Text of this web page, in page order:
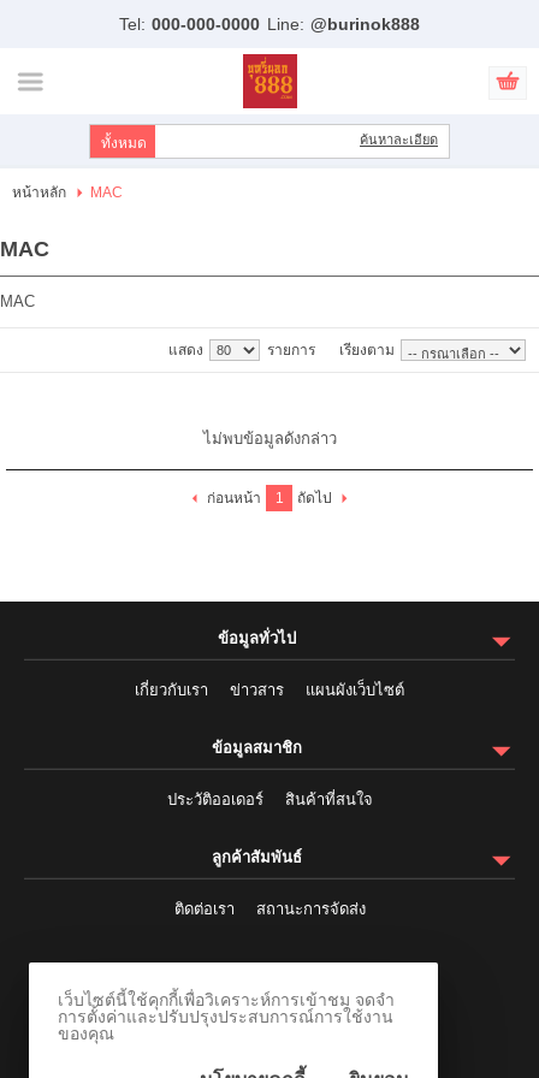
สมัครสมาชิก
Tel: 000-000-0000 Line: @burinok888
ค้นหาละเอียด
หน้าหลัก MAC
MAC
MAC
เรียงตาม
แสดง รายการ
ไม่พบข้อมูลดังกล่าว
ก่อนหน้า 1 ถัดไป
ข้อมูลทั่วไป
เกี่ยวกับเรา ข่าวสาร แผนผังเว็บไซต์
ข้อมูลสมาชิก
ประวัติออเดอร์ สินค้าที่สนใจ
ลูกค้าสัมพันธ์
ติดต่อเรา สถานะการจัดส่ง
เว็บไซต์นี้ใช้คุกกี้เพื่อวิเคราะห์การเข้าชม จดจำ
การตั้งค่าและปรับปรุงประสบการณ์การใช้งาน
ของคุณ